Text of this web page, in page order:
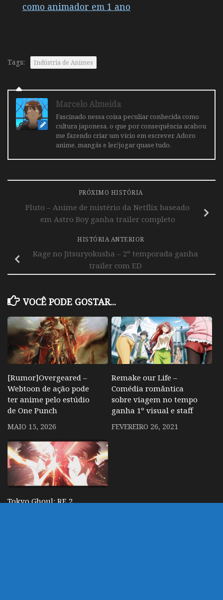
como animador em 1 ano
Tags: Indústria de Animes
Marcelo Almeida
Fascinado nessa coisa peculiar conhecida como
cultura japonesa, o que por consequência acabou
me fazendo criar um vicio em escrever. Adoro
anime, mangás e ler/jogar quase tudo.
PRÓXIMO HISTÓRIA
Pluto – Anime de mistério da Netflix baseado
em Astro Boy ganha trailer completo
HISTÓRIA ANTERIOR
Kage no Jitsuryokusha – 2º temporada ganha
trailer com ED
VOCÊ PODE GOSTAR...
[Rumor]Overgeared –
Webtoon de ação pode
ter anime pelo estúdio
de One Punch
MAIO 15, 2026
Remake our Life –
Comédia romântica
sobre viagem no tempo
ganha 1º visual e staff
FEVEREIRO 26, 2021
Tokyo Ghoul: RE 2